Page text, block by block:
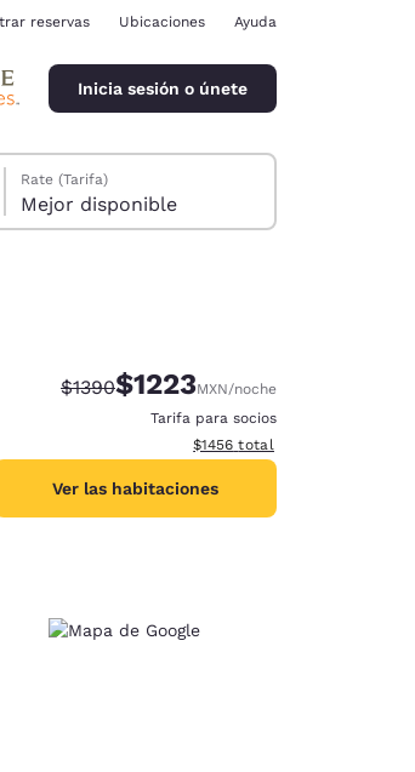
reservas Ubicaciones Ayuda
Inicia sesión o únete
Rate (Tarifa)
Mejor disponible
Precio tachado:
$1390Precio con descuento:
$1223MXN/noche
Tarifa para socios
Ver detalles del total estimado
$1456 total
Ver las habitaciones